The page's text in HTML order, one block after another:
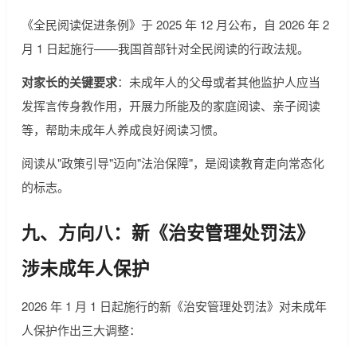
《全民阅读促进条例》于 2025 年 12 月公布，自 2026 年 2
月 1 日起施行——我国首部针对全民阅读的行政法规。
对家长的关键要求：未成年人的父母或者其他监护人应当
发挥言传身教作用，开展力所能及的家庭阅读、亲子阅读
等，帮助未成年人养成良好阅读习惯。
阅读从"政策引导"迈向"法治保障"，是阅读教育走向常态化
的标志。
九、方向八：新《治安管理处罚法》
涉未成年人保护
2026 年 1 月 1 日起施行的新《治安管理处罚法》对未成年
人保护作出三大调整：